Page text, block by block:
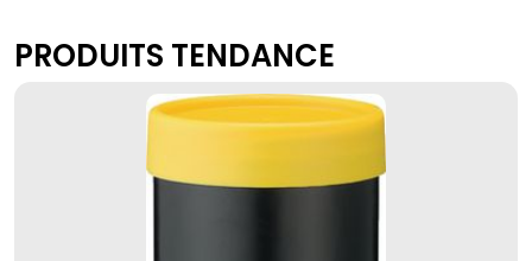
PRODUITS TENDANCE